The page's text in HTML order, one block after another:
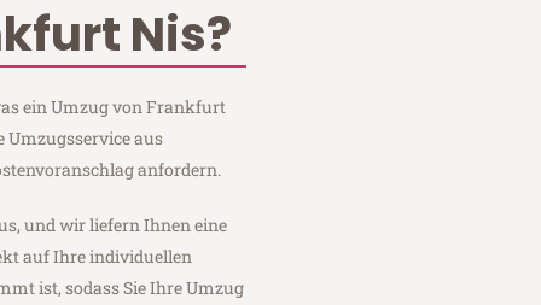
Nis?
ein Umzug von Frankfurt
Umzugsservice aus
anfordern.
und wir liefern Ihnen eine
auf Ihre individuellen
ist, sodass Sie Ihre Umzug